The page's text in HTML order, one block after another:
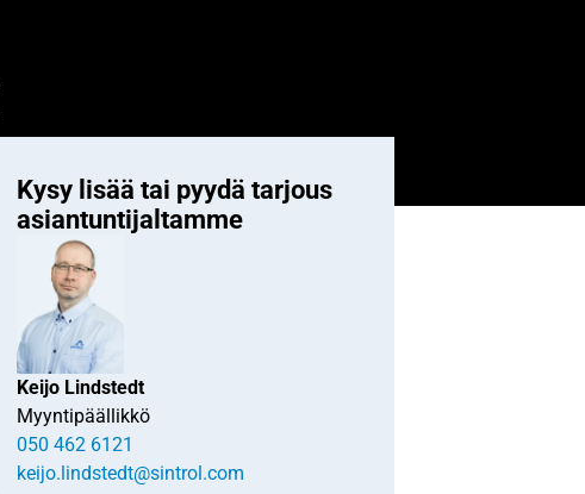
Kysy lisää tai pyydä tarjous
asiantuntijaltamme
Keijo Lindstedt
Myyntipäällikkö
050 462 6121
keijo.lindstedt@sintrol.com